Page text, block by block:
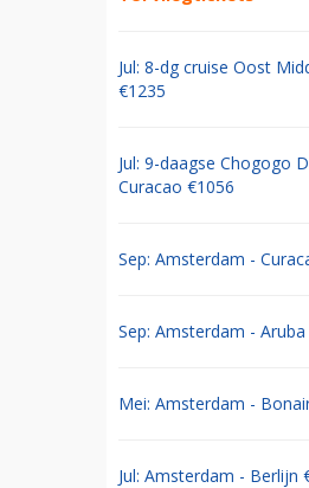
Jul: 8-dg cruise Oost
€1235
Jul: 9-daagse Chogogo
Curacao €1056
Sep: Amsterdam -
Sep: Amsterdam -
Mei: Amsterdam -
Jul: Amsterdam - Berlijn